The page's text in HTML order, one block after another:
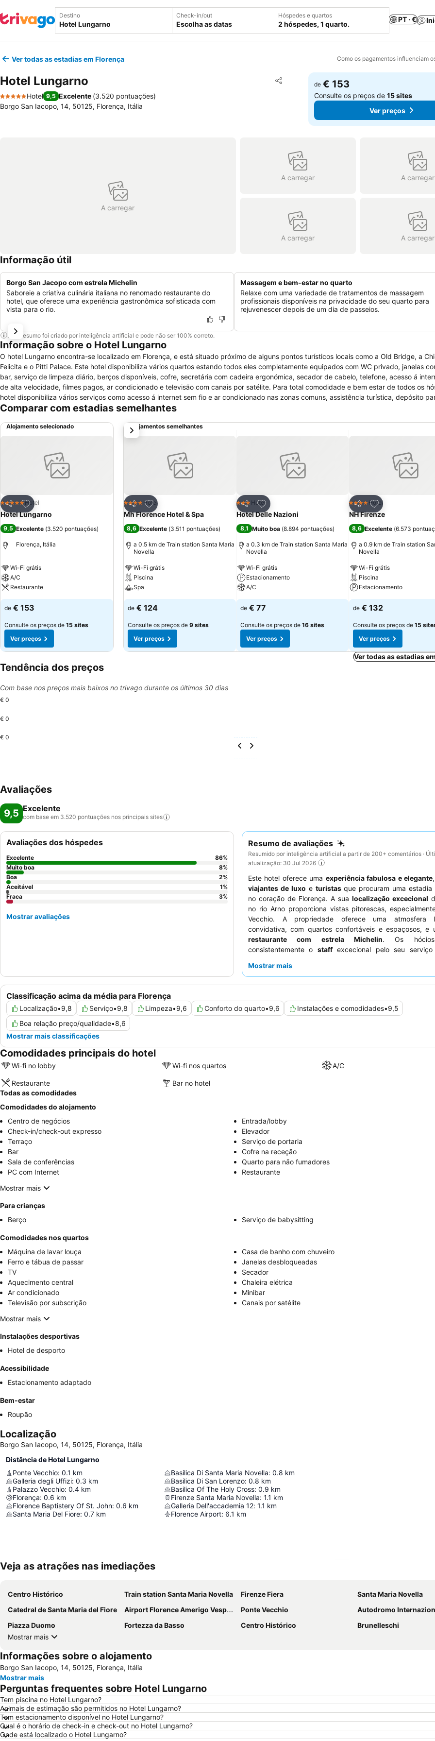
Destino Check-in/out
Escolha as datas
Hóspedes e quartos
2 hóspedes, 1 quarto.
PT · €
Ver todas as estadias em Florença Como os pagamentos influenciam
Hotel Lungarno Partilhar
Adicionar aos favoritos
5 Estrelas
Hotel 9,5 Excelente (3.520 pontuações)
Borgo San Iacopo, 14, 50125, Florença, Itália
de € 153
Consulte os preços de15 sites
Ver preços
A carregar
A carregar A carregar
A carregar A carregar
Informação útil
Borgo San Jacopo com estrela Michelin
Saboreie a criativa culinária italiana no renomado restaurante do
hotel, que oferece uma experiência gastronômica sofisticada com
vista para o rio.
Massagem e bem-estar no quarto
Relaxe com uma variedade de tratamentos de massagem
profissionais disponíveis na privacidade do seu quarto para
rejuvenescer depois de um dia de passeios.
Este resumo foi criado por inteligência artificial e pode não ser 100% correto.
Informação sobre o Hotel Lungarno
O hotel Lungarno encontra-se localizado em Florença, e está situado próximo de alguns pontos turísticos locais como a Old Bridge, a
Felicita e o Pitti Palace. Este hotel disponibiliza vários quartos estando todos eles completamente equipados com WC privado, janelas
bar, serviço de limpeza diário, berços disponíveis, cofre, secretária com cadeira ergonómica, secador de cabelo, telefone, acesso á
de alta velocidade, filmes pagos, ar condicionado e televisão com canais por satélite. Para total comodidade e bem estar de todos os
hotel disponibiliza vários serviços como acesso á internet sem fio e ar condicionado nas zonas comuns, assistência turística, depósito
estacionamento nas proximidades, elevador, cofre na recepção e serviço de quarto 24h, staff com conhecimentos linguísticos,
restaurante e jornais de cortesia.
Comparar com estadias semelhantes
Alojamento selecionado
Partilhar
Adicionar aos favoritos
5 EstrelasHotel
Hotel Lungarno
9,5 Excelente (3.520 pontuações)
Florença, Itália
Wi-Fi grátis
A/C
Restaurante
de € 153
Consulte os preços de 15 sites
Ver preços
Alojamentos semelhantes
Partilhar
Adicionar aos favoritos
4 EstrelasHotel
Mh Florence Hotel & Spa
8,6 Excelente (3.511 pontuações)
a 0.5 km de Train station Santa Maria
Novella
Wi-Fi grátis
Piscina
Spa
de € 124
Consulte os preços de 9 sites
Ver preços
Partilhar
Adicionar aos favoritos
3 Estrelas
Hotel
Hotel Delle Nazioni
8,1 Muito boa (8.894 pontuações)
a 0.3 km de Train station Santa Maria
Novella
Wi-Fi grátis
Estacionamento
A/C
de € 77
Consulte os preços de 16 sites
Ver preços
Partilhar
Adicionar aos
4 EstrelasHotel
NH Firenze
8,6 Excelente (6.573
a 0.9 km de Train station
Novella
Wi-Fi grátis
Piscina
Estacionamento
de € 132
Consulte os preços de 15
Ver preços
próximo
Ver todas as estadias
Tendência dos preços
Com base nos preços mais baixos no trivago durante os últimos 30 dias
€ 0
€ 0
€ 0
Avaliações
9,5 Excelente
com base em 3.520 pontuações nos principais sites
Resumo de avaliações
Resumido por inteligência artificial a partir de 200+ comentários ·
atualização: 30 Jul 2026
Este hotel oferece uma experiência fabulosa e elegante
viajantes de luxo e turistasque procuram uma estadia
no coração de Florença. A sua localização excecional
no rio Arno proporciona vistas pitorescas,
Vecchio. A propriedade oferece uma atmosfera
convidativa, com quartos confortáveis e espaçosos, e
restaurante com estrela Michelin. Os hócios
consistentemente o staffexcecional pelo seu serviço
classificações pela sua qualidade e variedade. Para uma
Mostrar mais
Classificação acima da média para Florença
Localização•9,8 Serviço•9,8 Limpeza•9,6 Conforto do quarto•9,6 Instalações e comodidades•9,5
Boa relação preço/qualidade•8,6
Mostrar mais classificações
Avaliações dos hóspedes
Excelente 86%
Muito boa
8%
Boa
2%
Aceitável
1%
Fraca
3%
Mostrar avaliações
Comodidades principais do hotel
Wi-fi no lobby Wi-fi nos quartos A/C
Restaurante
Bar no hotel
Todas as comodidades
Comodidades do alojamento
Centro de negócios
Entrada/lobby
Check-in/check-out expresso
Elevador
Terraço
Serviço de portaria
Bar
Cofre na receção
Sala de conferências
Quarto para não fumadores
PC com Internet
Restaurante
Mostrar mais
Para crianças
Berço
Serviço de babysitting
Comodidades nos quartos
Máquina de lavar louça
Casa de banho com chuveiro
Ferro e tábua de passar
Janelas desbloqueadas
TV
Secador
Aquecimento central
Chaleira elétrica
Ar condicionado
Minibar
Televisão por subscrição
Canais por satélite
Mostrar mais
Instalações desportivas
Hotel de desporto
Acessibilidade
Estacionamento adaptado
Bem-estar
Roupão
Localização
Borgo San Iacopo, 14, 50125, Florença, Itália
Distância de Hotel Lungarno
Ponte Vecchio: 0.1 km
Galleria degli Uffizi: 0.3 km
Palazzo Vecchio: 0.4 km
Florença: 0.6 km
Florence Baptistery Of St. John: 0.6 km
Santa Maria Del Fiore: 0.7 km
Basilica Di Santa Maria Novella: 0.8 km
Basilica Di San Lorenzo: 0.8 km
Basilica Of The Holy Cross: 0.9 km
Firenze Santa Maria Novella: 1.1 km
Galleria Dell'accademia 12: 1.1 km
Florence Airport: 6.1 km
Veja as atrações nas imediações
Centro Histórico Train station Santa Maria Novella Firenze Fiera
Santa Maria Novella
Catedral de Santa Maria del Fiore
Airport Florence Amerigo Vespucci Ponte Vecchio
Autodromo Internazionale
Piazza Duomo
Fortezza da Basso Centro Histórico
Brunelleschi
Mostrar mais
Informações sobre o alojamento
Borgo San Iacopo, 14, 50125, Florença, Itália
Mostrar mais
Perguntas frequentes sobre Hotel Lungarno
Tem piscina no Hotel Lungarno?
Animais de estimação são permitidos no Hotel Lungarno?
Tem estacionamento disponível no Hotel Lungarno?
Qual é o horário de check-in e check-out no Hotel Lungarno?
Onde está localizado o Hotel Lungarno?